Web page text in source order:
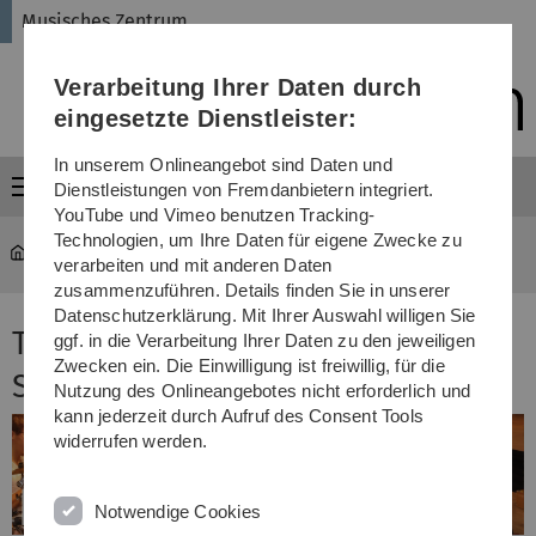
Direkt
Direkt
Direkt
(Sprache,
Drucken,
Media)
Direkt
Direkt
Musisches Zentrum
Menü
Musisches Zentrum Termine, Konzerte
Termine und Konzerte im
Sommersemester 2026
Verarbeitung Ihrer Daten durch
eingesetzte Dienstleister:
In unserem Onlineangebot sind Daten und
Dienstleistungen von Fremdanbietern integriert.
YouTube und Vimeo benutzen Tracking-
Technologien, um Ihre Daten für eigene Zwecke zu
verarbeiten und mit anderen Daten
zusammenzuführen. Details finden Sie in unserer
Datenschutzerklärung. Mit Ihrer Auswahl willigen Sie
ggf. in die Verarbeitung Ihrer Daten zu den jeweiligen
Zwecken ein. Die Einwilligung ist freiwillig, für die
Nutzung des Onlineangebotes nicht erforderlich und
kann jederzeit durch Aufruf des Consent Tools
widerrufen werden.
Notwendige Cookies